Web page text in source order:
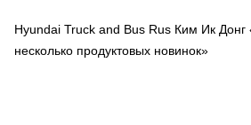
СПЕЦПРОЕКТЫ
МЕРОПРИЯТИЯ
Hyundai Truck and Bus Rus Ким Ик
несколько продуктовых новинок»